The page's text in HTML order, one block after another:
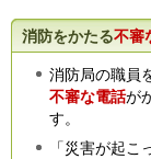
消防をかたる不審
消防局の職員
不審な電話が
す。
「災害が起